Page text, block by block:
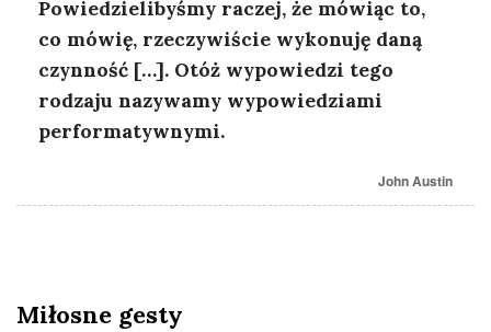
Powiedzielibyśmy raczej, że mówiąc to,
co mówię, rzeczywiście wykonuję daną
czynność […]. Otóż wypowiedzi tego
rodzaju nazywamy wypowiedziami
performatywnymi.
John Austin
Miłosne gesty